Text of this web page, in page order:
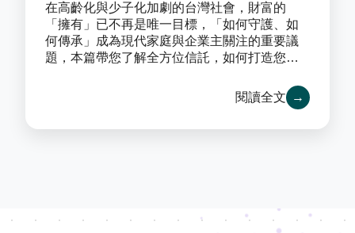
在高齡化與少子化加劇的台灣社會，財富的
「擁有」已不再是唯一目標，「如何守護、如
何傳承」成為現代家庭與企業主關注的重要議
題，本篇帶您了解全方位信託，如何打造您的
閱讀全文
→